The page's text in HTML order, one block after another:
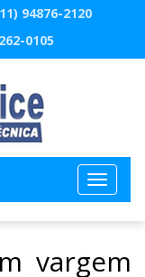
94876-2120
0105
vargem